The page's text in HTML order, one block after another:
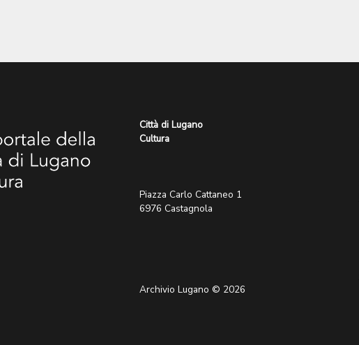
Città di Lugano
Cultura
Piazza Carlo Cattaneo 1
6976 Castagnola
Archivio Lugano © 2026